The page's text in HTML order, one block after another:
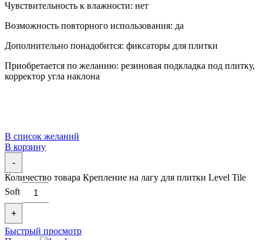
Чувствительность к влажности: нет
Возможность повторного использования: да
Дополнительно понадобится: фиксаторы для плитки
Приобретается по желанию: резиновая подкладка под плитку,
корректор угла наклона
В список желаний
В корзину
-
Количество товара Крепление на лагу для плитки Level Tile
Soft
+
Быстрый просмотр